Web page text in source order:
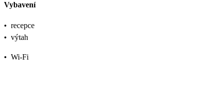
Vybavení
• recepce
• výtah
• Wi-Fi